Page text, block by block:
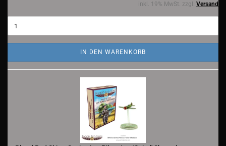
inkl. 19% MwSt. zzgl. Versand
IN DEN WARENKORB